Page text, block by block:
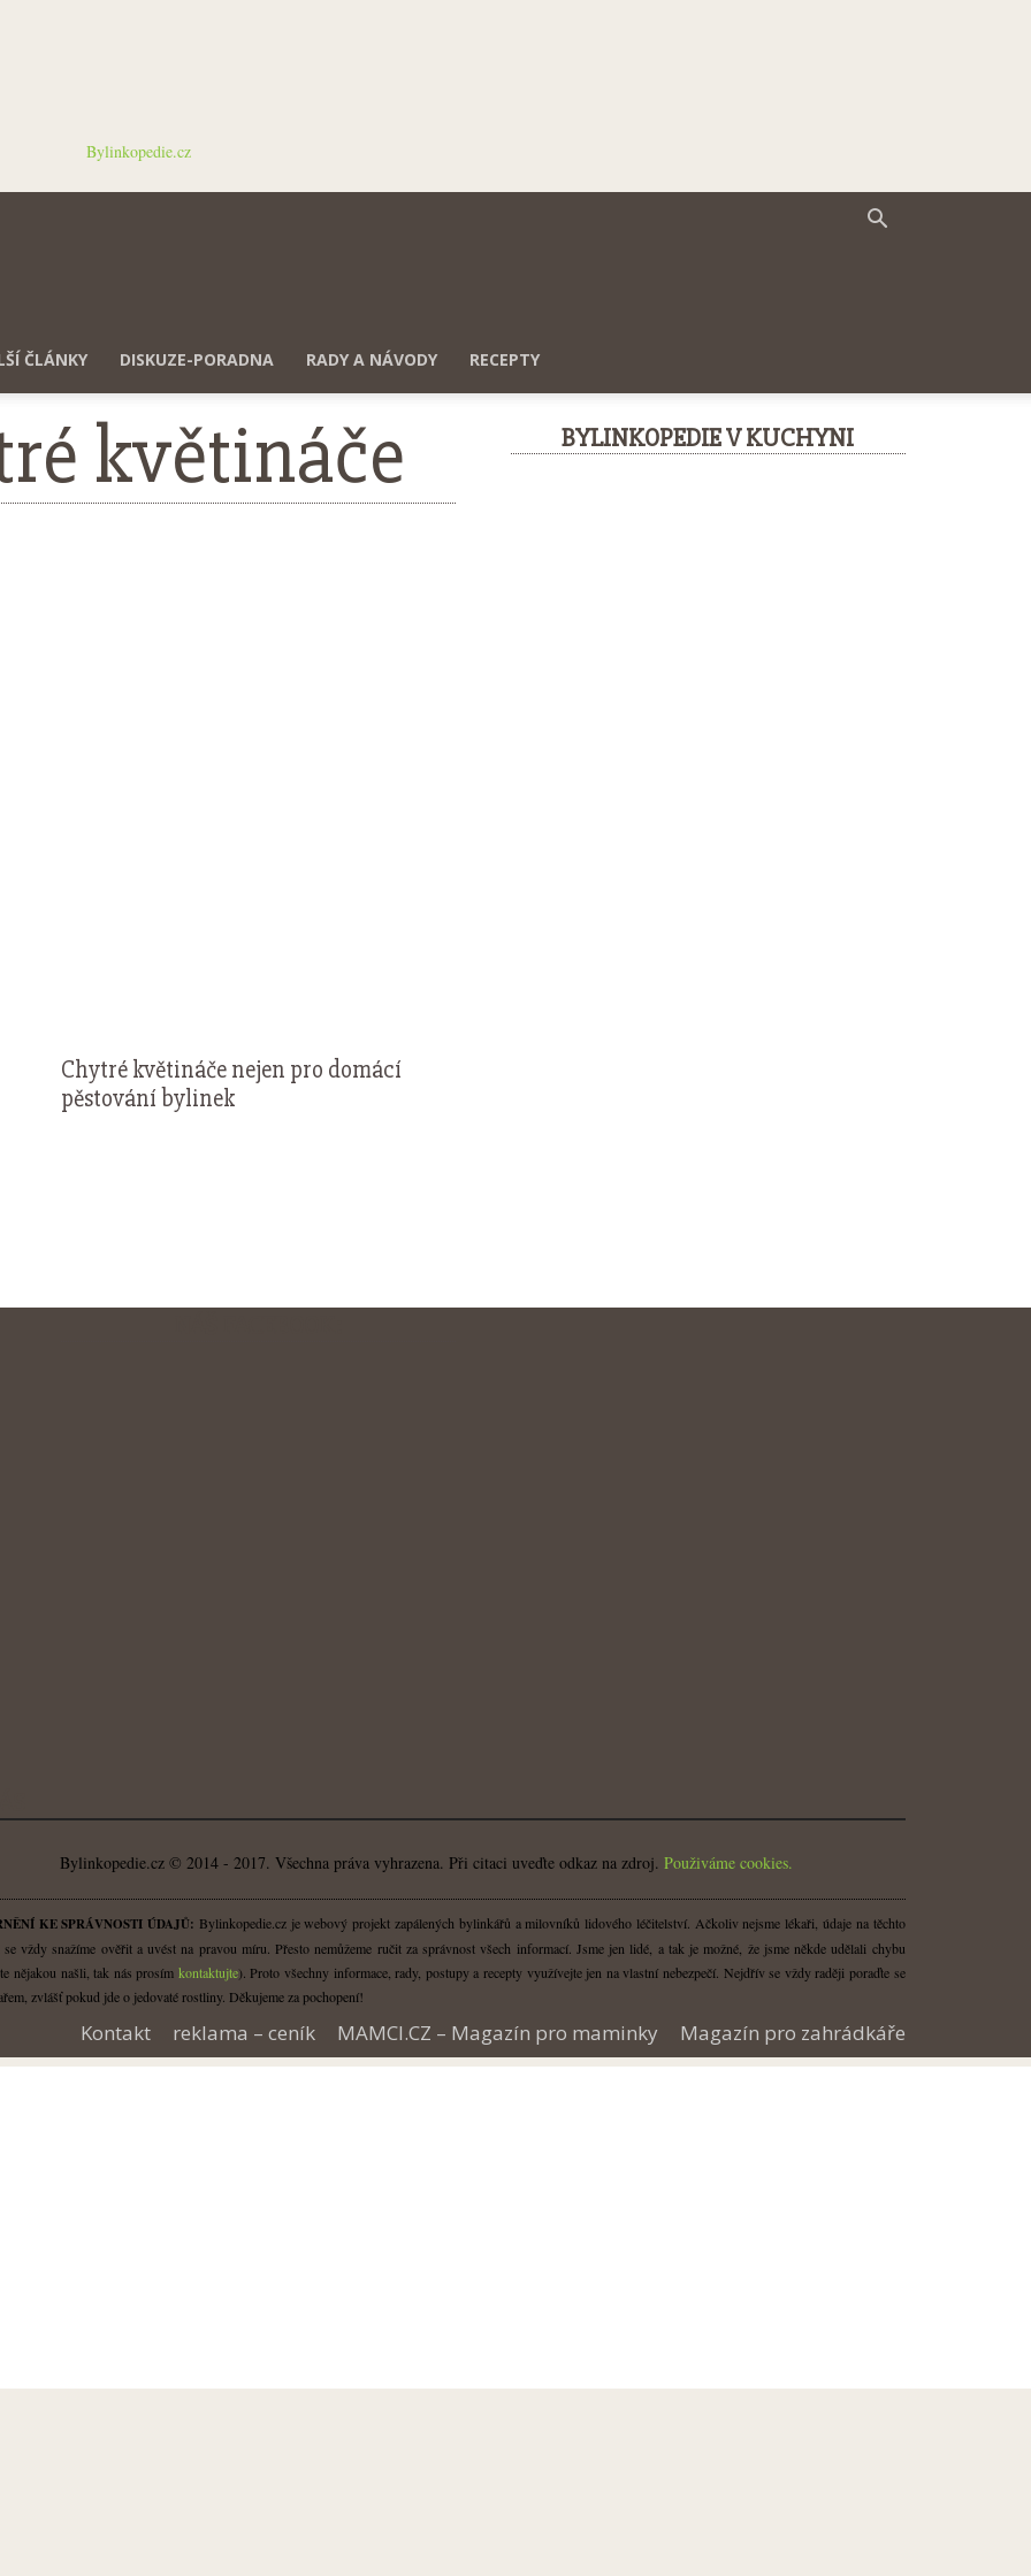
Bylinkopedie.cz
ČLÁNKY DISKUZE-PORADNA RADY A NÁVODY RECEPTY
květináče
Chytré květináče nejen pro domácí
pěstování bylinek
BYLINKOPEDIE V KUCHYNI
Bylinkopedie.cz © 2014 - 2017. Všechna práva vyhrazena. Při citaci uveďte odkaz na zdroj.Použiváme cookies.
KE SPRÁVNOSTI ÚDAJŮ: Bylinkopedie.cz je webový projekt zapálených bylinkářů a milovníků lidového léčitelství. Ačkoliv nejsme lékaři, údaje na těchto
se vždy snažíme ověřit a uvést na pravou míru. Přesto nemůžeme ručit za správnost všech informací. Jsme jen lidé, a tak je možné, že jsme někde udělali chybu
nějakou našli, tak nás prosím kontaktujte). Proto všechny informace, rady, postupy a recepty využívejte jen na vlastní nebezpečí. Nejdřív se vždy raději poraďte se
zvlášť pokud jde o jedovaté rostliny. Děkujeme za pochopení!
Kontakt reklama – ceník MAMCI.CZ – Magazín pro maminky Magazín pro zahrádkáře